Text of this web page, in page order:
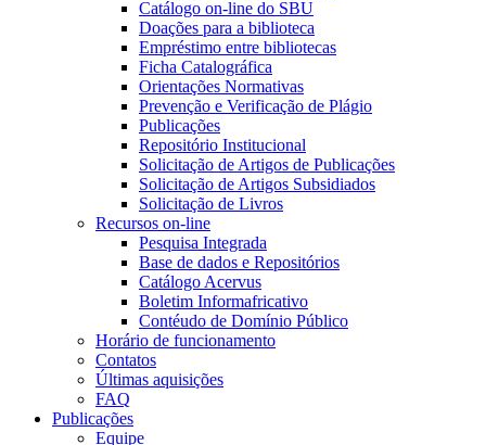
Catálogo on-line do SBU
Doações para a biblioteca
Empréstimo entre bibliotecas
Ficha Catalográfica
Orientações Normativas
Prevenção e Verificação de Plágio
Publicações
Repositório Institucional
Solicitação de Artigos de Publicações
Solicitação de Artigos Subsidiados
Solicitação de Livros
Recursos on-line
Pesquisa Integrada
Base de dados e Repositórios
Catálogo Acervus
Boletim Informafricativo
Contéudo de Domínio Público
Horário de funcionamento
Contatos
Últimas aquisições
FAQ
Publicações
Equipe